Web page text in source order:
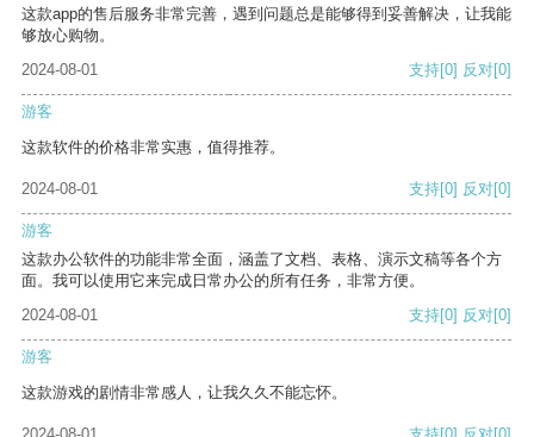
这款app的售后服务非常完善，遇到问题总是能够得到妥善解决，让我能
够放心购物。
2024-08-01
支持[0] 反对[0]
游客
这款软件的价格非常实惠，值得推荐。
2024-08-01 支持[0] 反对[0]
游客
这款办公软件的功能非常全面，涵盖了文档、表格、演示文稿等各个方
面。我可以使用它来完成日常办公的所有任务，非常方便。
2024-08-01
支持[0] 反对[0]
游客
这款游戏的剧情非常感人，让我久久不能忘怀。